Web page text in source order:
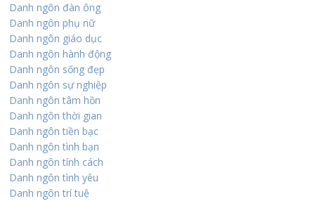
Danh ngôn đàn ông
Danh ngôn phụ nữ
Danh ngôn giáo dục
Danh ngôn hành động
Danh ngôn sống đẹp
Danh ngôn sự nghiệp
Danh ngôn tâm hồn
Danh ngôn thời gian
Danh ngôn tiền bạc
Danh ngôn tình bạn
Danh ngôn tính cách
Danh ngôn tình yêu
Danh ngôn trí tuệ